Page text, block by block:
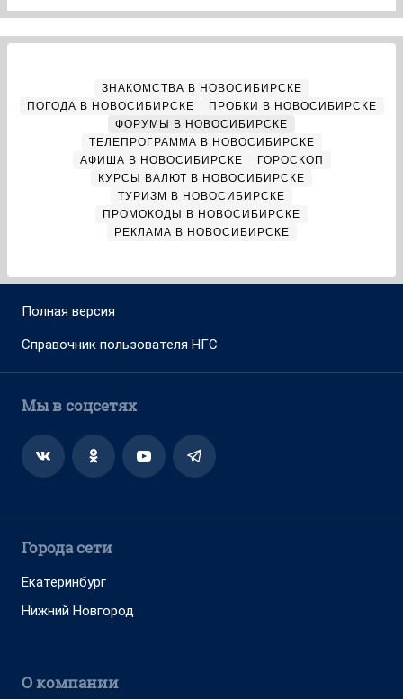
ЗНАКОМСТВА В НОВОСИБИРСКЕ
ПОГОДА В НОВОСИБИРСКЕ
ПРОБКИ В НОВОСИБИРСКЕ
ФОРУМЫ В НОВОСИБИРСКЕ
ТЕЛЕПРОГРАММА В НОВОСИБИРСКЕ
АФИША В НОВОСИБИРСКЕ
ГОРОСКОП
КУРСЫ ВАЛЮТ В НОВОСИБИРСКЕ
ТУРИЗМ В НОВОСИБИРСКЕ
ПРОМОКОДЫ В НОВОСИБИРСКЕ
РЕКЛАМА В НОВОСИБИРСКЕ
Полная версия
Справочник пользователя НГС
Мы в соцсетях
Города сети
Екатеринбург
Нижний Новгород
О компании